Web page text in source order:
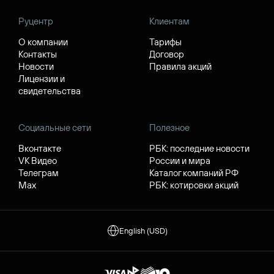
Руцентр
О компании
Контакты
Новости
Лицензии и
свидетельства
Клиентам
Тарифы
Договор
Правила акций
Социальные сети
Вконтакте
VK Видео
Телеграм
Max
Полезное
РБК: последние новости
России и мира
Каталог компаний РФ
РБК: котировки акций
English (USD)